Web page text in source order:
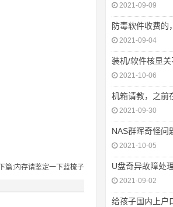
下篇:内存请鉴定一下蓝梳子
2021-09-09
防毒软件收费的
2021-09-04
装机/软件核显
2021-10-06
机箱请教，之前
2021-09-30
NAS群晖奇怪问
2021-10-05
U盘奇异故障处
2021-09-02
给孩子国内上户